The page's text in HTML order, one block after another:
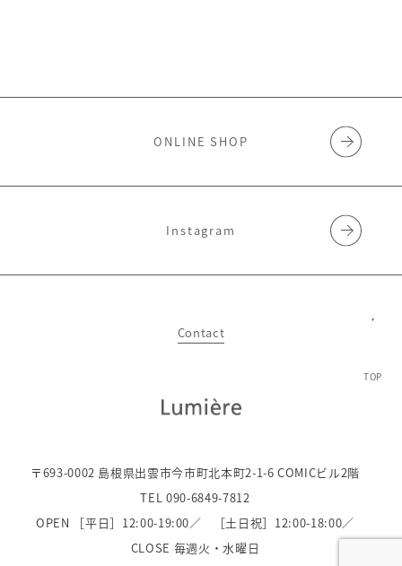
TOP
ONLINE SHOP
Instagram
Contact
〒693-0002 島根県出雲市今市町北本町2-1-6 COMICビル2階
TEL 090-6849-7812
OPEN ［平日］12:00-19:00／
［土日祝］12:00-18:00／
CLOSE 毎週火・水曜日